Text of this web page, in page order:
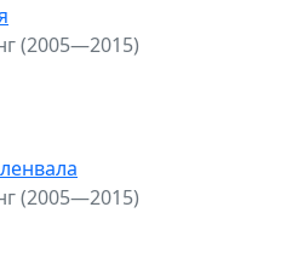
(2005—2015)
(2005—2015)